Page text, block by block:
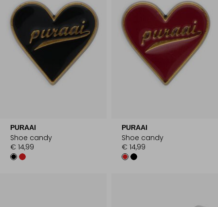
PURAAI
Shoe candy
€ 14,99
PURAAI
Shoe candy
€ 14,99